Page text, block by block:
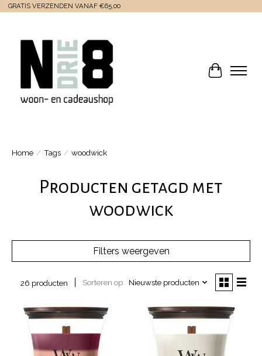
GRATIS VERZENDEN VANAF €65,00
Home / Tags / woodwick
Producten getagd met
woodwick
Filters weergeven
26 producten Sorteren op Nieuwste producten